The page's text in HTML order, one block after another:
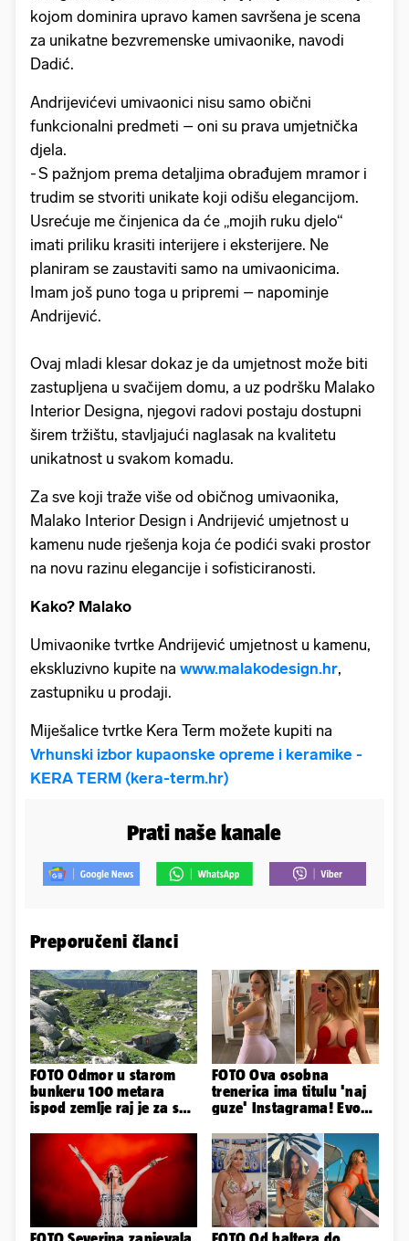
kojom dominira upravo kamen savršena je scena
za unikatne bezvremenske umivaonike, navodi
Dadić.
Andrijevićevi umivaonici nisu samo obični
funkcionalni predmeti – oni su prava umjetnička
djela.
- S pažnjom prema detaljima obrađujem mramor i
trudim se stvoriti unikate koji odišu elegancijom.
Usrećuje me činjenica da će „mojih ruku djelo“
imati priliku krasiti interijere i eksterijere. Ne
planiram se zaustaviti samo na umivaonicima.
Imam još puno toga u pripremi – napominje
Andrijević.
Ovaj mladi klesar dokaz je da umjetnost može biti
zastupljena u svačijem domu, a uz podršku Malako
Interior Designa, njegovi radovi postaju dostupni
širem tržištu, stavljajući naglasak na kvalitetu
unikatnost u svakom komadu.
Za sve koji traže više od običnog umivaonika,
Malako Interior Design i Andrijević umjetnost u
kamenu nude rješenja koja će podići svaki prostor
na novu razinu elegancije i sofisticiranosti.
Kako? Malako
Umivaonike tvrtke Andrijević umjetnost u kamenu,
ekskluzivno kupite na www.malakodesign.hr,
zastupniku u prodaji.
Miješalice tvrtke Kera Term možete kupiti na
Vrhunski izbor kupaonske opreme i keramike -
KERA TERM (kera-term.hr)
Prati naše kanale
Preporučeni članci
FOTO Odmor u starom
bunkeru 100 metara
ispod zemlje raj je za sva
FOTO Ova osobna
trenerica ima titulu 'naj
guze' Instagrama! Evo
satu...